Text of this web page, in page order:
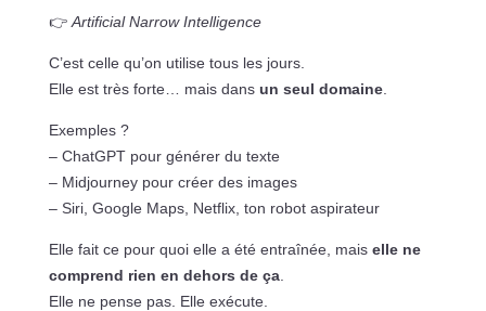
👉 Artificial Narrow Intelligence
C’est celle qu’on utilise tous les jours.
Elle est très forte… mais dans un seul domaine.
Exemples ?
– ChatGPT pour générer du texte
– Midjourney pour créer des images
– Siri, Google Maps, Netflix, ton robot aspirateur
Elle fait ce pour quoi elle a été entraînée, mais elle ne
comprend rien en dehors de ça.
Elle ne pense pas. Elle exécute.